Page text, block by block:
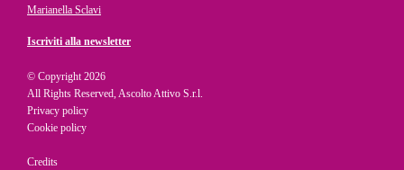
Marianella Sclavi
Iscriviti alla newsletter
© Copyright 2026
All Rights Reserved, Ascolto Attivo S.r.l.
Privacy policy
Cookie policy
Credits